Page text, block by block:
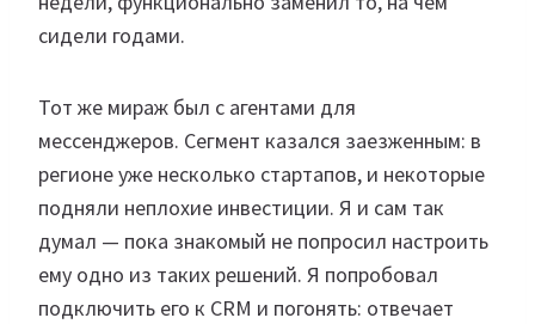
сидели годами.
Тот же мираж был с агентами для
мессенджеров. Сегмент казался заезженным: в
регионе уже несколько стартапов, и некоторые
подняли неплохие инвестиции. Я и сам так
думал — пока знакомый не попросил настроить
ему одно из таких решений. Я попробовал
подключить его к CRM и погонять: отвечает